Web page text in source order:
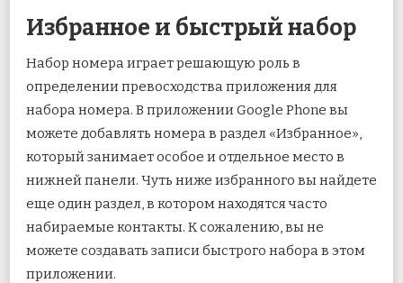
Избранное и быстрый набор
Набор номера играет решающую роль в
определении превосходства приложения для
набора номера. В приложении Google Phone вы
можете добавлять номера в раздел «Избранное»,
который занимает особое и отдельное место в
нижней панели. Чуть ниже избранного вы найдете
еще один раздел, в котором находятся часто
набираемые контакты. К сожалению, вы не
можете создавать записи быстрого набора в этом
приложении.